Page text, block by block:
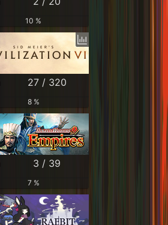
10 %
27 / 320
8 %
3 / 39
7 %